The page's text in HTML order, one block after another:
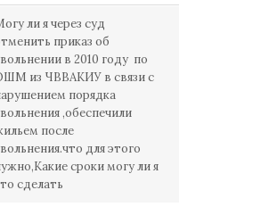
ли я через суд
приказ об
в 2010 году по
из ЧВВАКИУ в связи с
порядка
,обеспечили
после
для этого
сроки могу ли я
сделать